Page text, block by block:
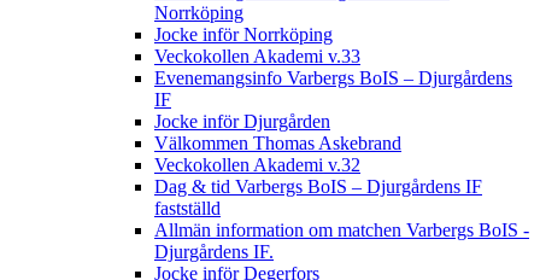
Norrköping
Jocke inför Norrköping
Veckokollen Akademi v.33
Evenemangsinfo Varbergs BoIS – Djurgårdens
IF
Jocke inför Djurgården
Välkommen Thomas Askebrand
Veckokollen Akademi v.32
Dag & tid Varbergs BoIS – Djurgårdens IF
fastställd
Allmän information om matchen Varbergs BoIS -
Djurgårdens IF.
Jocke inför Degerfors